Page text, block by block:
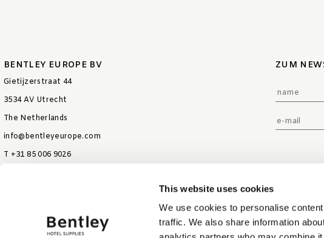
This website uses cookies
We use cookies to personalise
traffic. We also share information
BENTLEY EUROPE BV
Gietijzerstraat 44
3534 AV Utrecht
The Netherlands
info@bentleyeurope.com
T +31 85 006 9026
ZUM